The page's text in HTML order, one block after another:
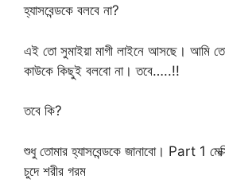
হ্যাসবেন্ডকে বলবে না?
এই তো সুমাইয়া মাগী লাইনে আসছে। আমি
কাউকে কিছুই বলবো না। তবে…..!!
তবে কি?
শুধু তোমার হ্যাসবেন্ডকে জানাবো। Part 1
চুদে শরীর গরম